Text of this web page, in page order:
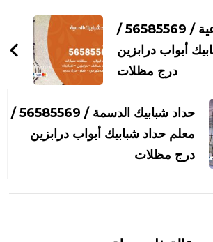
حداد شبابيك الدعية / 56585569 /
أبواب درابزين
درج مظلات
حداد شبابيك الدسمة / 56585569 /
معلم حداد شبابيك أبواب درابزين
درج مظلات